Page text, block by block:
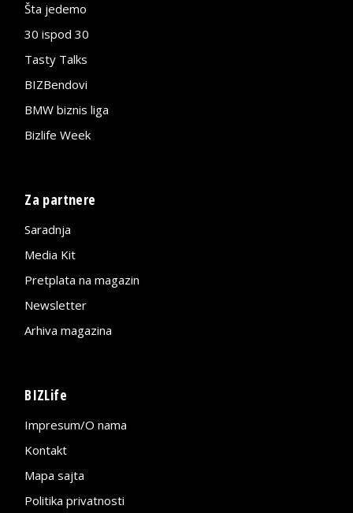
Šta jedemo
30 ispod 30
Tasty Talks
BIZBendovi
BMW biznis liga
Bizlife Week
Za partnere
Saradnja
Media Kit
Pretplata na magazin
Newsletter
Arhiva magazina
BIZLife
Impresum/O nama
Kontakt
Mapa sajta
Politika privatnosti